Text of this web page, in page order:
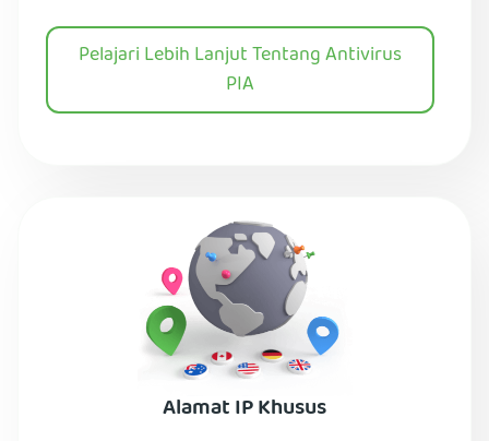
Pelajari Lebih Lanjut Tentang Antivirus
PIA
Alamat IP Khusus